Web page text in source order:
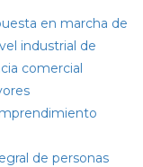
en marcha de
industrial de
comercial
de personas